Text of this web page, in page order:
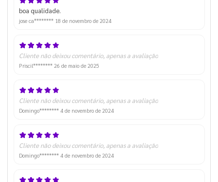
boa qualidade.
jose ca******** 18 de novembro de 2024
Cliente não deixou comentário, apenas a avaliação
Priscil******** 26 de maio de 2025
Cliente não deixou comentário, apenas a avaliação
Domingo******** 4 de novembro de 2024
Cliente não deixou comentário, apenas a avaliação
Domingo******** 4 de novembro de 2024